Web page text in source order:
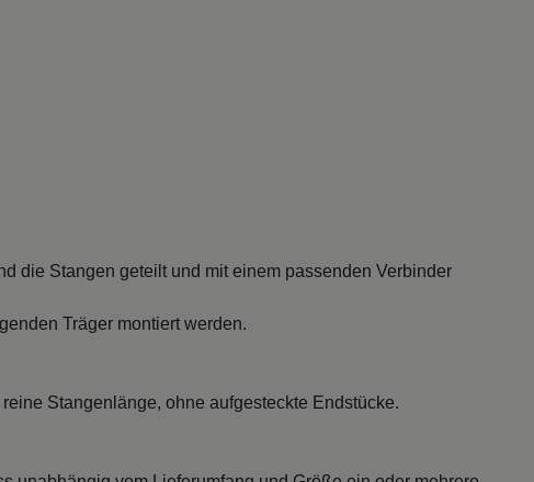
die Stangen geteilt und mit einem passenden Verbinder
Träger montiert werden.
Stangenlänge, ohne aufgesteckte Endstücke.